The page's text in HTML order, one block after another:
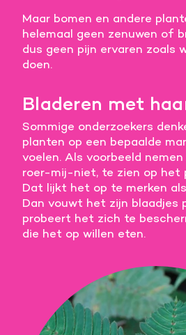
Maar bomen en andere
helemaal geen zenuwen of
dus geen pijn ervaren zoals
doen.
Bladeren met
Sommige onderzoekers
planten op een bepaalde
voelen. Als voorbeeld
roer-mij-niet, te zien op het
Dat lijkt het op te merken
Dan vouwt het zijn blaadjes
probeert het zich te
die het op willen eten.